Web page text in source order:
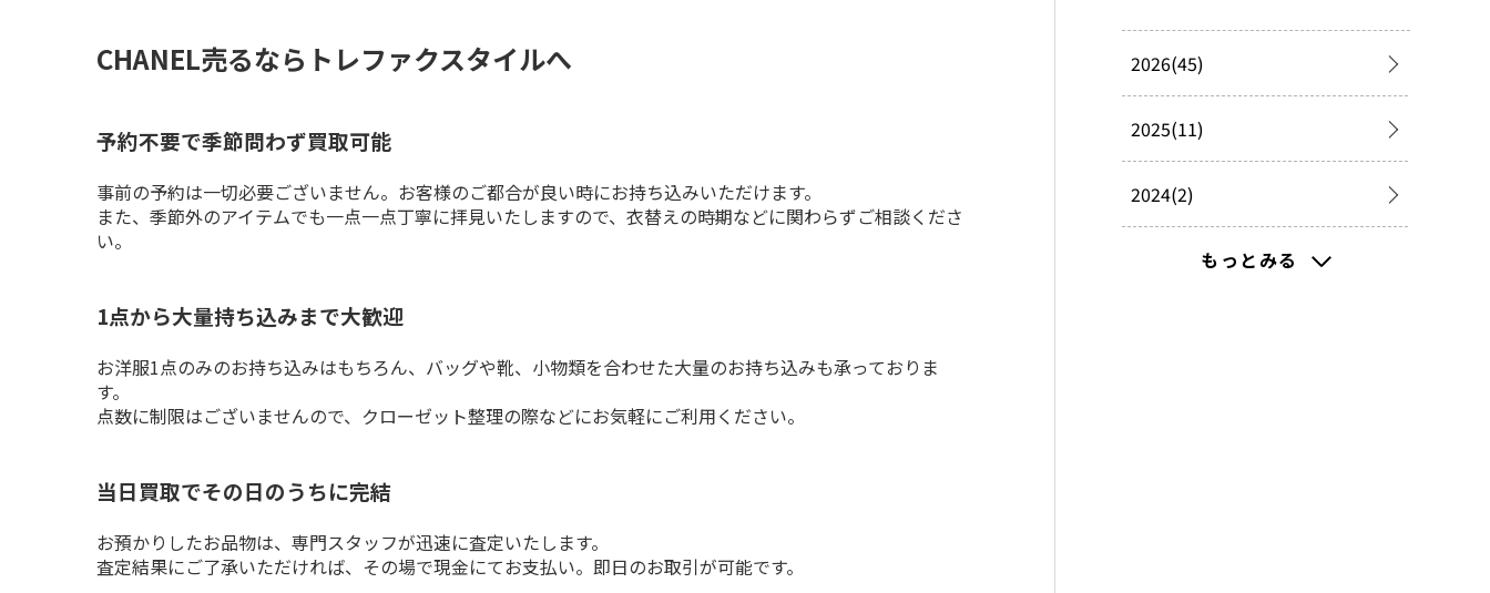
CHANEL売るならトレファクスタイルへ
予約不要で季節問わず買取可能
事前の予約は一切必要ございません。お客様のご都合が良い時にお持ち込みいただけます。
また、季節外のアイテムでも一点一点丁寧に拝見いたしますので、衣替えの時期などに関わらずご相談くださ
い。
1点から大量持ち込みまで大歓迎
お洋服1点のみのお持ち込みはもちろん、バッグや靴、小物類を合わせた大量のお持ち込みも承っておりま
す。
点数に制限はございませんので、クローゼット整理の際などにお気軽にご利用ください。
当日買取でその日のうちに完結
お預かりしたお品物は、専門スタッフが迅速に査定いたします。
査定結果にご了承いただければ、その場で現金にてお支払い。即日のお取引が可能です。
2026(45)
2025(11)
2024(2)
もっとみる